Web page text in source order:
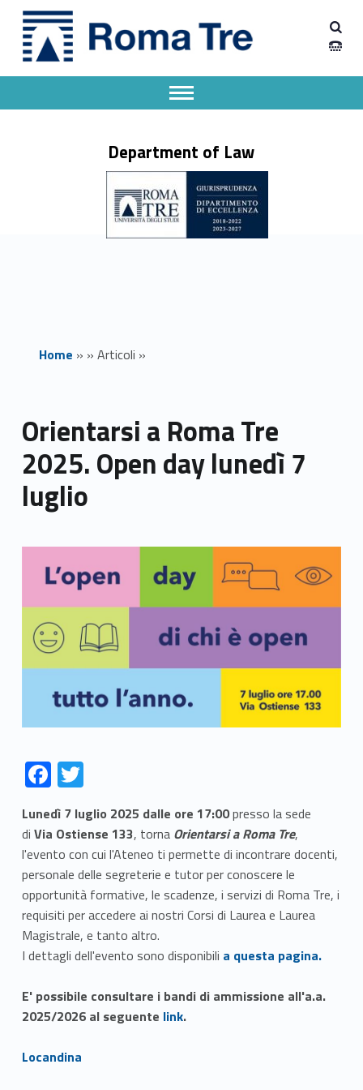
Orientarsi a Roma Tre 2025. Open day lunedì 7 luglio - Dipartimento Giurisprudenza
Department of Law
Primary Menu
Apri il menu secondario
Header info sidebar
Home » » Articoli »
Orientarsi a Roma Tre
2025. Open day lunedì 7
luglio
Link identifier archive #link-archive-thumb-soap-66701
F
ac
e
b
o
o
k
T
w
itt
er
Lunedì 7 luglio 2025 dalle ore 17:00presso la sede
di Via Ostiense 133, torna Orientarsi a Roma Tre,
l'evento con cui l'Ateneo ti permette di incontrare docenti,
personale delle segreterie e tutor per conoscere le
opportunità formative, le scadenze, i servizi di Roma Tre, i
requisiti per accedere ai nostri Corsi di Laurea e Laurea
Magistrale, e tanto altro.
I dettagli dell'evento sono disponibili a questa pagina.
E' possibile consultare i bandi di ammissione all'a.a.
2025/2026 al seguente Link identifier #identifier__33439-2
link.
Link identifier #identifier__22146-3Locandina